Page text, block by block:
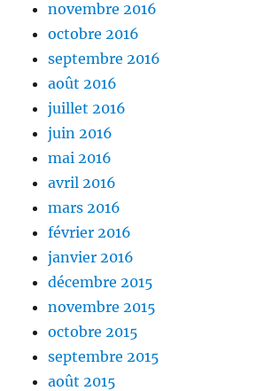
novembre 2016
octobre 2016
septembre 2016
août 2016
juillet 2016
juin 2016
mai 2016
avril 2016
mars 2016
février 2016
janvier 2016
décembre 2015
novembre 2015
octobre 2015
septembre 2015
août 2015